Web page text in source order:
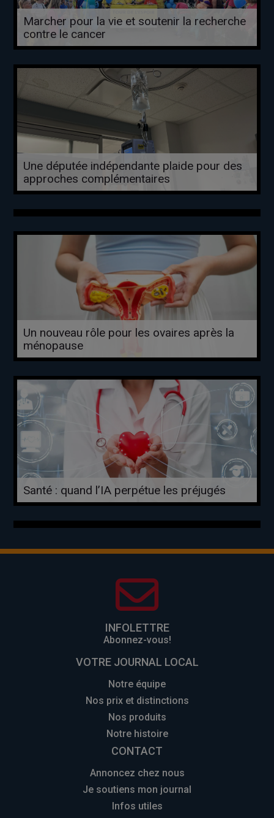
Marcher pour la vie et soutenir la recherche
contre le cancer
Une députée indépendante plaide pour des
approches complémentaires
Un nouveau rôle pour les ovaires après la
ménopause
Santé : quand l’IA perpétue les préjugés
INFOLETTRE
Abonnez-vous!
VOTRE JOURNAL LOCAL
Notre équipe
Nos prix et distinctions
Nos produits
Notre histoire
CONTACT
Annoncez chez nous
Je soutiens mon journal
Infos utiles